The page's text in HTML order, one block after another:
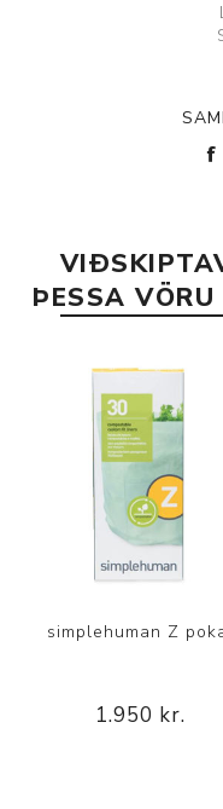
ÞESSA
simplehuman Z
1.950 kr.